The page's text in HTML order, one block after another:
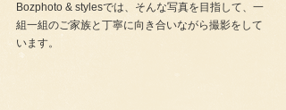
Bozphoto & stylesでは、そんな写真を目指して、一
組一組のご家族と丁寧に向き合いながら撮影をして
います。